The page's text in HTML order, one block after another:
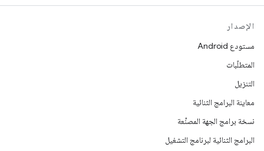
الإصدار
مستودع Android
المتطلّبات
التنزيل
معاينة البرامج الثنائية
نسخة برامج الجهة المصنِّعة
البرامج الثنائية لبرنامج التشغيل